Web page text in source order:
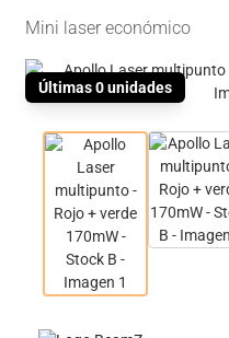
Mini laser económico
Últimas 0 unidades